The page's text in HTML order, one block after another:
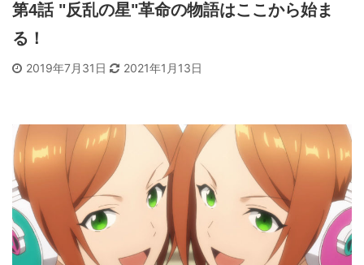
第4話 "反乱の星"革命の物語はここから始ま
る！
2019年7月31日 2021年1月13日